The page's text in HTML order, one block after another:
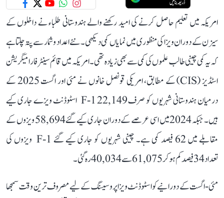
امریکہ میں تعلیم حاصل کرنے کی امید رکھنے والے ہندوستانی طلباء نے داخلوں کے
سیزن کے دوران ویزا کی منظوری میں نمایاں کمی دیکھی۔ نئے اعداد و شمار سے پتہ چلتا ہے
کہ یہ کمی چینی طالب علموں کی کمی سے بھی زیادہ تھی۔ امریکہ میں قائم سینٹر فار امیگریشن
اسٹڈیز (CIS) کے مطابق، امریکی قونصل خانوں نے مئی اور اگست 2025 کے
درمیان ہندوستانی شہریوں کو صرف 22,149 F-1 اسٹوڈنٹ ویزے جاری کیے
ہیں۔ جبکہ 2024 میں اسی عرصے کے دوران جاری کیے گئے 58,694 ویزوں کے
مقابلے میں 62 فیصد کمی ہے۔ چینی شہریوں کو جاری کیے گئے F-1 ویزوں کی
تعداد 34 فیصد کم ہو کر 61,075 سے 40,034 رہ گئی۔
مئی-اگست کے دورانیے کوا سٹوڈنٹ ویزا پروسیسنگ کے لیے مصروف ترین وقت سمجھا